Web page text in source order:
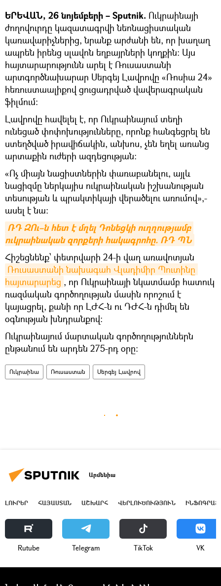
ԵՐԵՎԱՆ, 26 նոյեմբերի – Sputnik. Ուկրաինայի
ժողովուրդը կազատագրվի նեոնացիստական
կառավարիչներից, նրանք արժանի են, որ խաղաղ
ապրեն իրենց սլավոն եղբայրների կողքին։ Այս
հայտարարությունն արել է Ռուսաստանի
արտգործնախարար Սերգեյ Լավրովը «Ռոսիա 24»
հեռուստաալիքով ցուցադրված վավերագրական
ֆիլմում։
Լավրովը հավելել է, որ Ուկրաինայում տեղի
ունեցած փոփոխությունները, որոնք հանգեցրել են
ստեղծված իրավիճակին, անխոս, չեն եղել առանց
արտաքին ուժերի ազդեցության։
«Ոչ միայն նացիստներին փառաբանելու, այլև
նացիզմը ներկայիս ուկրաինական իշխանության
տեսության և պրակտիկայի վերածելու առումով»,-
ասել է նա։
ՌԴ ԶՈւ–ն հետ է մղել Դոնեցկի ուղղությամբ
ուկրաինական զորքերի հակագրոհը. ՌԴ ՊՆ
Հիշեցնենք՝ փետրվարի 24-ի վաղ առավոտյան
Ռուսաստանի նախագահ Վլադիմիր Պուտինը
հայտարարեց , որ Ուկրաինայի նկատմամբ հատուկ
ռազմական գործողության մասին որոշում է
կայացրել, քանի որ ԼԺՀ-ն ու ԴԺՀ-ն դիմել են
օգնության խնդրանքով։
Ուկրաինայում մարտական գործողություններն
ընթանում են արդեն 275-րդ օրը։
Ուկրաինա Ռուսաստան Սերգեյ Լավրով
Արմենիա
ԼՈՒՐԵՐ ՀԱՅԱՍՏԱՆ ԱՇԽԱՐՀ ՎԵՐԼՈՒԾՈՒԹՅՈՒՆ
Rutube Telegram ТikТоk VK